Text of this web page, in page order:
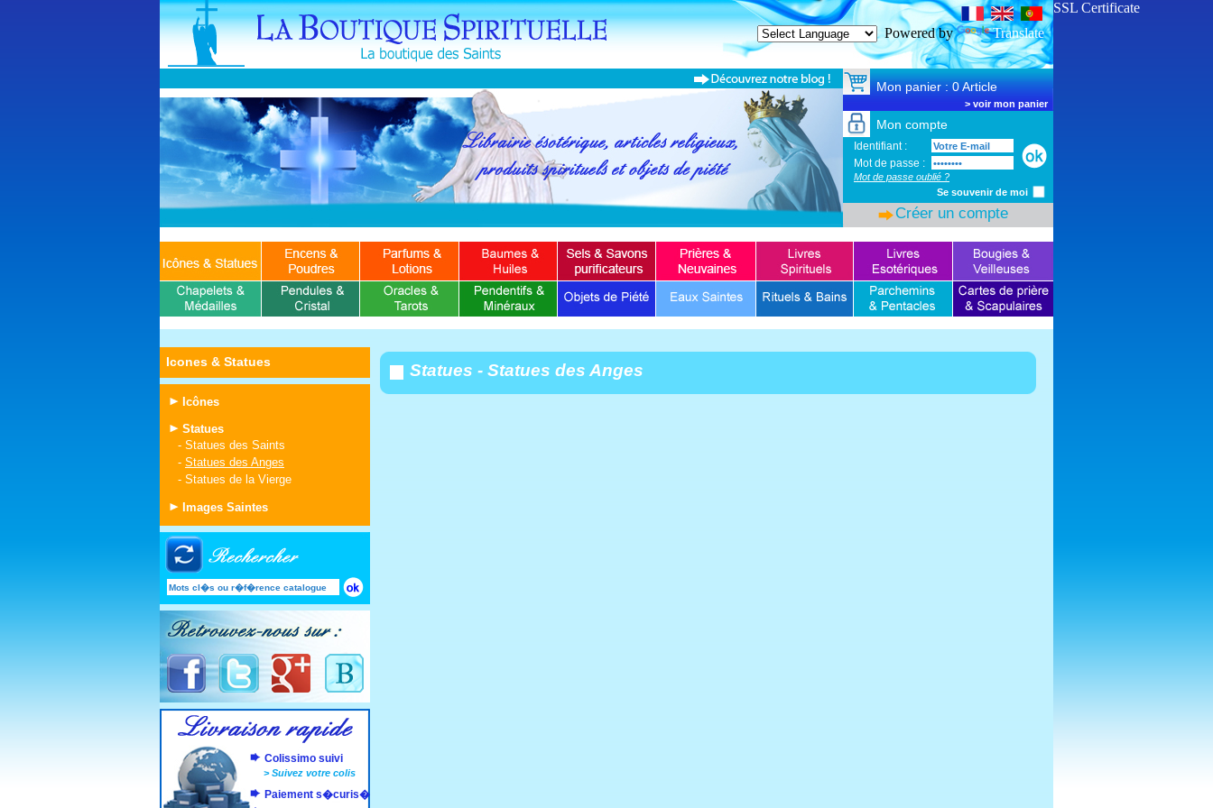
Powered by Translate
Mon panier : 0 Article
> voir mon panier
Mon compte
Identifiant :
Mot de passe :
Mot de passe oublié ?
Se souvenir de moi
Créer un compte
Icones & Statues
Icônes
Statues
- Statues des Saints
- Statues des Anges
- Statues de la Vierge
Images Saintes
Colissimo suivi
>Suivez votre colis
Paiement s�curis�
Statues - Statues des Anges
SSL Certificate